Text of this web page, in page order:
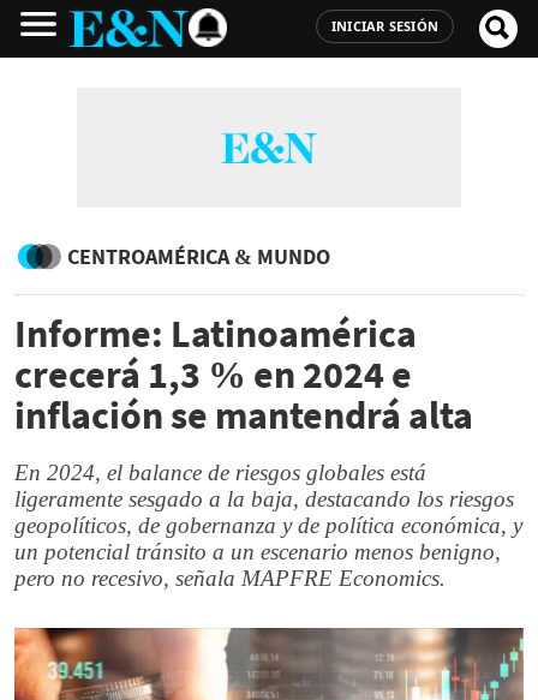
INICIAR SESIÓN
CENTROAMÉRICA & MUNDO
Informe: Latinoamérica
crecerá 1,3 % en 2024 e
inflación se mantendrá alta
En 2024, el balance de riesgos globales está
ligeramente sesgado a la baja, destacando los riesgos
geopolíticos, de gobernanza y de política económica, y
un potencial tránsito a un escenario menos benigno,
pero no recesivo, señala MAPFRE Economics.